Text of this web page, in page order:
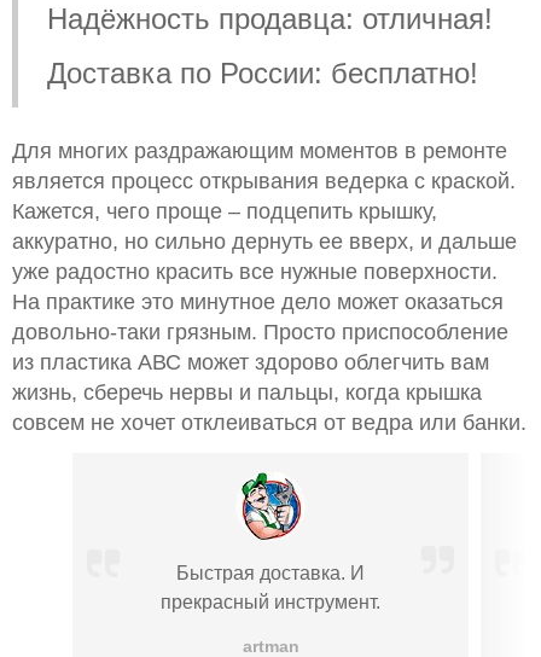
Надёжность продавца: отличная!
Доставка по России: бесплатно!
Для многих раздражающим моментов в ремонте
является процесс открывания ведерка с краской.
Кажется, чего проще – подцепить крышку,
аккуратно, но сильно дернуть ее вверх, и дальше
уже радостно красить все нужные поверхности.
На практике это минутное дело может оказаться
довольно-таки грязным. Просто приспособление
из пластика АВС может здорово облегчить вам
жизнь, сберечь нервы и пальцы, когда крышка
совсем не хочет отклеиваться от ведра или банки.
Быстрая доставка. И
прекрасный инструмент.
artman